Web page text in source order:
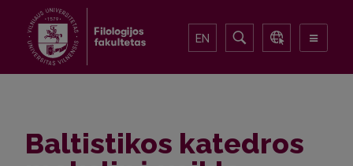
EN
Baltistikos katedros